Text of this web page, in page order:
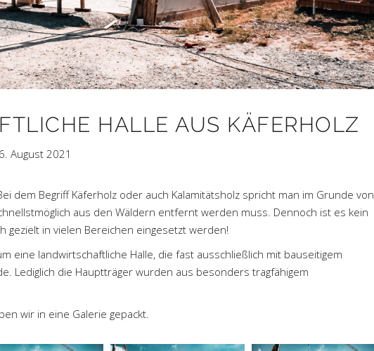
HALLE AUS KÄFERHOLZ
August 2021
dem Begriff Käferholz oder auch Kalamitätsholz spricht man im Grunde von
aus den Wäldern entfernt werden muss. Dennoch ist es kein
gezielt in vielen Bereichen eingesetzt werden!
eine landwirtschaftliche Halle, die fast ausschließlich mit bauseitigem
Lediglich die Hauptträger wurden aus besonders tragfähigem
wir in eine Galerie gepackt.